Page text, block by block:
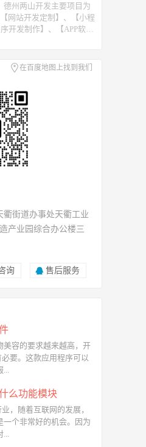
德州两山开发主要项目为
【网站开发定制】、【小程
序开发制作】、【APP软件
发技术支援，可接如上相关
类数据、开发、运维、托管
在百度地图上找到我们
街道办事处天衢工业
产业园综合办公楼三
询 售后服务
美容的要求越来越高，开
要。这款应用程序可以
...
么功能模块
，随着互联网的发展，
个非常好的机会。因为
...